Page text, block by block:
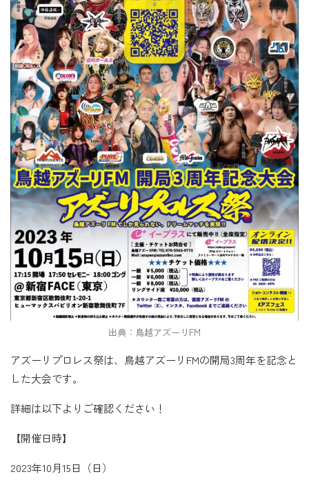
出典：鳥越アズーリFM
アズーリプロレス祭は、鳥越アズーリFMの開局3周年を記念と
した大会です。
詳細は以下よりご確認ください！
【開催日時】
2023年10月15日（日）